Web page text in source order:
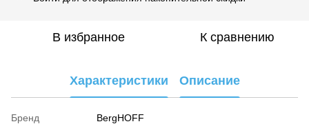
В избранное К сравнению
Характеристики Описание
Бренд
BergHOFF